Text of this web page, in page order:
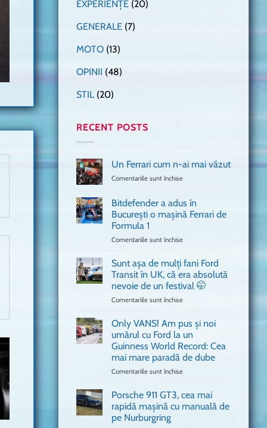
EXPERIENȚE (20)
GENERALE (7)
MOTO (13)
OPINII (48)
STIL (20)
RECENT POSTS
Un Ferrari cum n-ai mai văzut
Comentariile sunt închise
Ferrari
cum
n-
Bitdefender a adus în
București o mașină Ferrari de
Formula 1
Comentariile sunt închise
a
adus
în
București
Ferrari
Formula
1
Sunt așa de mulți fani Ford
Transit în UK, că era absolută
nevoie de un festival 🤭
Comentariile sunt închise
de
mulți
fani
Ford
că
era
Only VANS! Am pus și noi
umărul cu Ford la un
Guinness World Record: Cea
mai mare paradă de dube
Comentariile sunt închise
Am
pus
Porsche 911 GT3, cea mai
rapidă mașină cu manuală de
pe Nurburgring